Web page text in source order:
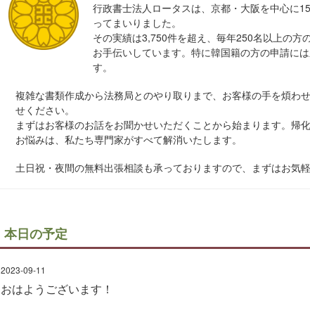
行政書士法人ロータスは、京都・大阪を中心に
ってまいりました。
その実績は3,750件を超え、毎年250名以上の方
お手伝いしています。特に韓国籍の方の申請に
す。
複雑な書類作成から法務局とのやり取りまで、お客様の手を煩わ
せください。
まずはお客様のお話をお聞かせいただくことから始まります。帰
お悩みは、私たち専門家がすべて解消いたします。
土日祝・夜間の無料出張相談も承っておりますので、まずはお気
本日の予定
2023-09-11
おはようございます！